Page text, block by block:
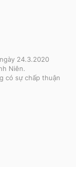
24.3.2020
Niên.
có sự chấp thuận